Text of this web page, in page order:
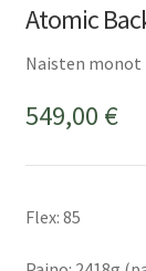
Atomic
Naisten monot
549,00 €
Flex: 85